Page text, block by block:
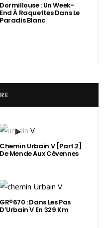
Dormillouse : Un Week-
End À Raquettes Dans Le
Paradis Blanc
Chemin Urbain V [Part.2]
De Mende Aux Cévennes
GR®670 : Dans Les Pas
D’Urbain V En 329 Km